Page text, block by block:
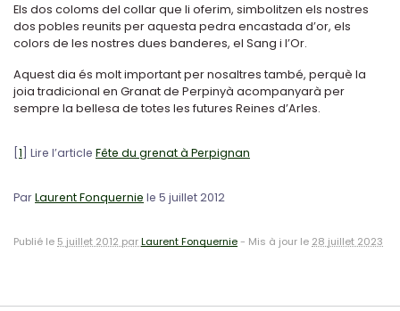
Els dos coloms del collar que li oferim, simbolitzen els nostres
dos pobles reunits per aquesta pedra encastada d’or, els
colors de les nostres dues banderes, el Sang i l’Or.
Aquest dia és molt important per nosaltres també, perquè la
joia tradicional en Granat de Perpinyà acompanyarà per
sempre la bellesa de totes les futures Reines d’Arles.
1 Lire l’article Fête du grenat à Perpignan
ParLaurent Fonquernie le 5 juillet 2012
Publié le 5 juillet 2012 parLaurent Fonquernie- Mis à jour le 28 juillet 2023